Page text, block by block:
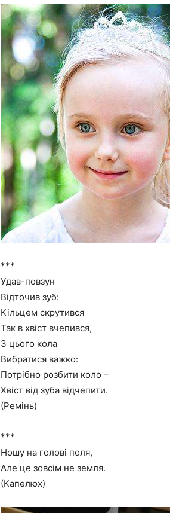
***
Удав-повзун
Відточив зуб:
Кільцем скрутився
Так в хвіст вчепився,
З цього кола
Вибратися важко:
Потрібно розбити коло –
Хвіст від зуба відчепити.
(Ремінь)
***
Ношу на голові поля,
Але це зовсім не земля.
(Капелюх)